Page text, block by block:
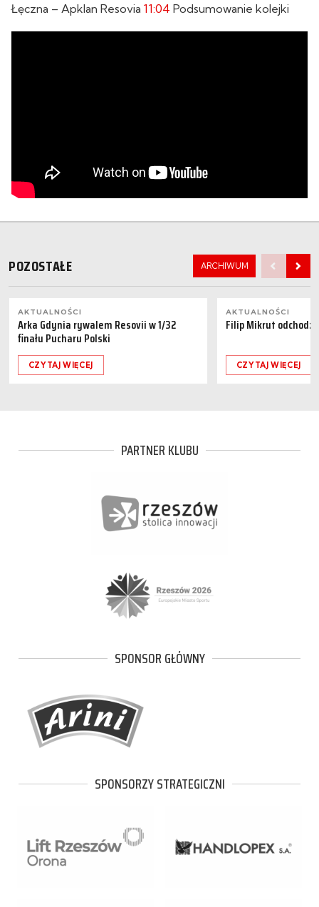
Łęczna – Apklan Resovia 11:04 Podsumowanie kolejki
POZOSTAŁE ARCHIWUM
AKTUALNOŚCI
Arka Gdynia rywalem Resovii w 1/32
finału Pucharu Polski
CZYTAJ WIĘCEJ
AKTUALNOŚCI
Filip Mikrut
CZYTAJ WIĘCEJ
PARTNER KLUBU
SPONSOR GŁÓWNY
SPONSORZY STRATEGICZNI